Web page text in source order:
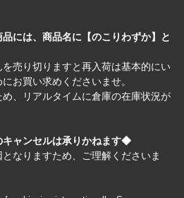
には、商品名に【のこりわずか】と
売り切りますと再入荷は基本的にい
お買い求めくださいませ。
、リアルタイムに倉庫の在庫状況が
ャンセルは承りかねます◆
なりますため、ご理解くださいま